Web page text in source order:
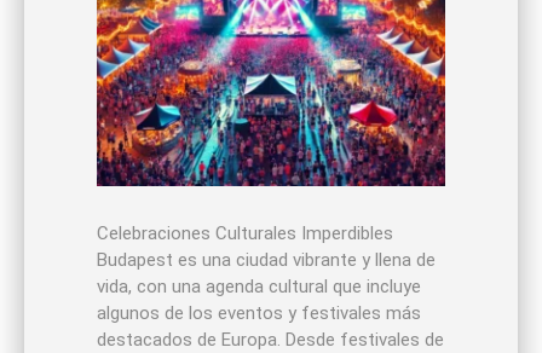
Celebraciones Culturales Imperdibles
Budapest es una ciudad vibrante y llena de
vida, con una agenda cultural que incluye
algunos de los eventos y festivales más
destacados de Europa. Desde festivales de